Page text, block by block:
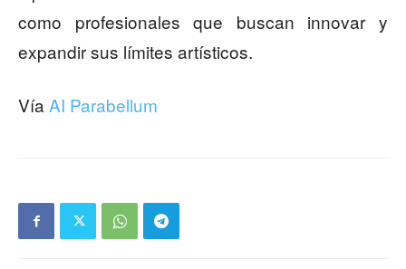
como profesionales que buscan innovar y
expandir sus límites artísticos.
Vía AI Parabellum